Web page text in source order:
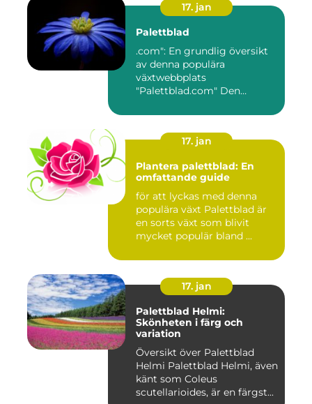
17. jan
Palettblad
.com": En grundlig översikt
av denna populära
växtwebbplats
"Palettblad.com" Den
17. jan
Plantera palettblad: En
omfattande guide
för att lyckas med denna
populära växt Palettblad är
en sorts växt som blivit
mycket populär bland ...
17. jan
Palettblad Helmi:
Skönheten i färg och
variation
Översikt över Palettblad
Helmi Palettblad Helmi, även
känt som Coleus
scutellarioides, är en färgst...